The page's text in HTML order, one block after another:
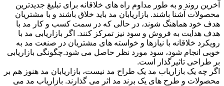
آخرین روند و به طور مداوم راه های خلاقانه برای تبلیغ جدیدترین
محصولات آشنا باشند. بازاریابان مد باید خلاق باشند و با مشتریان
هدف خود هماهنگ شوند، در حالی که در سمت کسب و کار مد با
هدف هدایت به فروش و سود نیز تمرکز کنند. اگر بازاریابی مد با
رویکرد خلاقانه با نیازها و خواسته های مشتریان در صنعت مد به
خوبی انجام شود، سود مورد نظر حاصل می شود.چگونگی بازاریابی
بر طراحی تاثیرگذار است.
اگر چه یک بازاریاب مد یک طراح مد نیست، بازاریابان مد هنوز هم بر
محصولات و طرح های یک برند مد اثر می گذارند. بازاریاب مد می